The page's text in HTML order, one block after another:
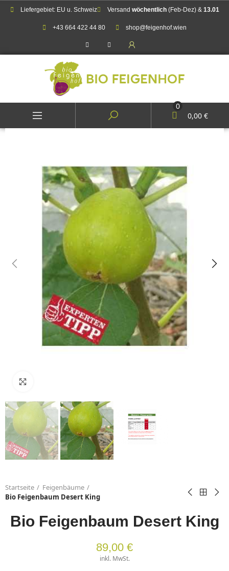
Liefergebiet: EU u. Schweiz Versand wöchentlich(Feb-Dez) & 13.01
+43 664 422 44 80 shop@feigenhof.wien
0
0,00 €
Startseite
Feigenbäume
Bio Feigenbaum Desert King
Bio Feigenbaum Desert King
89,00 €
inkl. MwSt.